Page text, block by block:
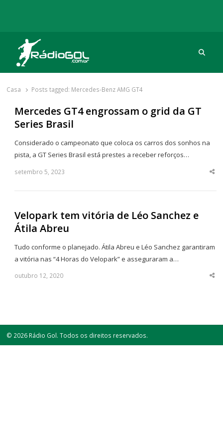
Rádio Gol
Há mais de 20 anos com as melhores coberturas
Casa Posts tagged: Mercedes-Benz AMG GT4
Mercedes GT4 engrossam o grid da GT
Series Brasil
Considerado o campeonato que coloca os carros dos sonhos na
pista, a GT Series Brasil está prestes a receber reforços…
setembro 5, 2023
Velopark tem vitória de Léo Sanchez e
Átila Abreu
Tudo conforme o planejado. Átila Abreu e Léo Sanchez garantiram
a vitória nas “4 Horas do Velopark” e asseguraram a…
outubro 12, 2020
© 2026 Rádio Gol. Todos os direitos reservados.